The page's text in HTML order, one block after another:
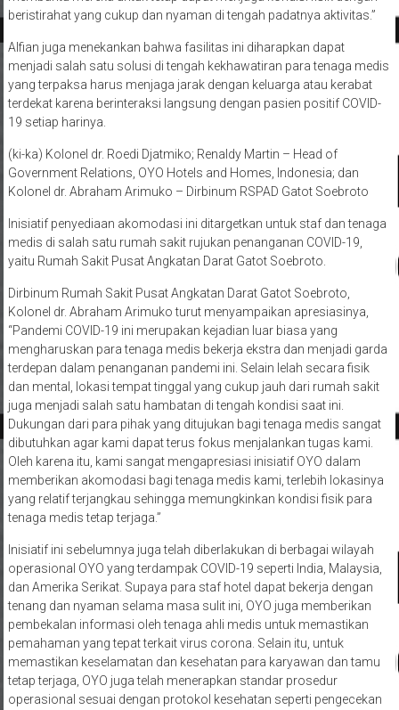
beristirahat yang cukup dan nyaman di tengah padatnya aktivitas.”
Alfian juga menekankan bahwa fasilitas ini diharapkan dapat
menjadi salah satu solusi di tengah kekhawatiran para tenaga medis
yang terpaksa harus menjaga jarak dengan keluarga atau kerabat
terdekat karena berinteraksi langsung dengan pasien positif COVID-
19 setiap harinya.
(ki-ka) Kolonel dr. Roedi Djatmiko; Renaldy Martin – Head of
Government Relations, OYO Hotels and Homes, Indonesia; dan
Kolonel dr. Abraham Arimuko – Dirbinum RSPAD Gatot Soebroto
Inisiatif penyediaan akomodasi ini ditargetkan untuk staf dan tenaga
medis di salah satu rumah sakit rujukan penanganan COVID-19,
yaitu Rumah Sakit Pusat Angkatan Darat Gatot Soebroto.
Dirbinum Rumah Sakit Pusat Angkatan Darat Gatot Soebroto,
Kolonel dr. Abraham Arimuko turut menyampaikan apresiasinya,
“Pandemi COVID-19 ini merupakan kejadian luar biasa yang
mengharuskan para tenaga medis bekerja ekstra dan menjadi garda
terdepan dalam penanganan pandemi ini. Selain lelah secara fisik
dan mental, lokasi tempat tinggal yang cukup jauh dari rumah sakit
juga menjadi salah satu hambatan di tengah kondisi saat ini.
Dukungan dari para pihak yang ditujukan bagi tenaga medis sangat
dibutuhkan agar kami dapat terus fokus menjalankan tugas kami.
Oleh karena itu, kami sangat mengapresiasi inisiatif OYO dalam
memberikan akomodasi bagi tenaga medis kami, terlebih lokasinya
yang relatif terjangkau sehingga memungkinkan kondisi fisik para
tenaga medis tetap terjaga.”
Inisiatif ini sebelumnya juga telah diberlakukan di berbagai wilayah
operasional OYO yang terdampak COVID-19 seperti India, Malaysia,
dan Amerika Serikat. Supaya para staf hotel dapat bekerja dengan
tenang dan nyaman selama masa sulit ini, OYO juga memberikan
pembekalan informasi oleh tenaga ahli medis untuk memastikan
pemahaman yang tepat terkait virus corona. Selain itu, untuk
memastikan keselamatan dan kesehatan para karyawan dan tamu
tetap terjaga, OYO juga telah menerapkan standar prosedur
operasional sesuai dengan protokol kesehatan seperti pengecekan